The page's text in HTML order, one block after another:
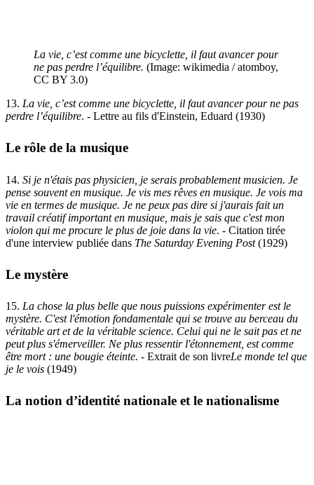
La vie, c’est comme une bicyclette, il faut avancer pour
ne pas perdre l’équilibre. (Image: wikimedia / atomboy,
CC BY 3.0)
13. La vie, c’est comme une bicyclette, il faut avancer pour ne pas
perdre l’équilibre. - Lettre au fils d'Einstein, Eduard (1930)
Le rôle de la musique
14. Si je n'étais pas physicien, je serais probablement musicien. Je
pense souvent en musique. Je vis mes rêves en musique. Je vois ma
vie en termes de musique. Je ne peux pas dire si j'aurais fait un
travail créatif important en musique, mais je sais que c'est mon
violon qui me procure le plus de joie dans la vie. - Citation tirée
d'une interview publiée dans The Saturday Evening Post(1929)
Le mystère
15. La chose la plus belle que nous puissions expérimenter est le
mystère. C'est l'émotion fondamentale qui se trouve au berceau du
véritable art et de la véritable science. Celui qui ne le sait pas et ne
peut plus s'émerveiller. Ne plus ressentir l'étonnement, est comme
être mort : une bougie éteinte. - Extrait de son livreLe monde tel que
je le vois (1949)
La notion d’identité nationale et le nationalisme